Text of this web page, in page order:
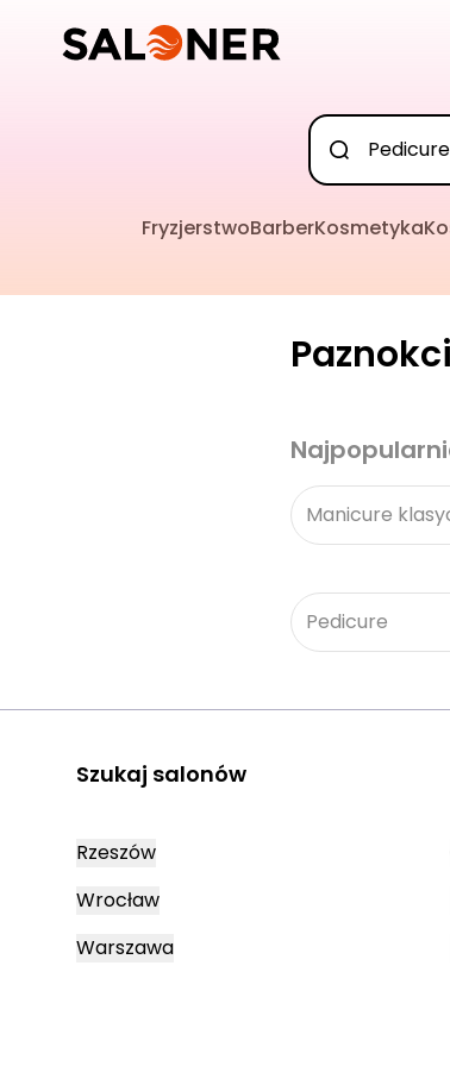
FryzjerstwoBarberKosmetyka
Manicure
Pedicure
Szukaj salonów
Rzeszów
Wrocław
Warszawa